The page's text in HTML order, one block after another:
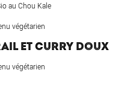
au Chou Kale
végétarien
ET CURRY DOUX
végétarien